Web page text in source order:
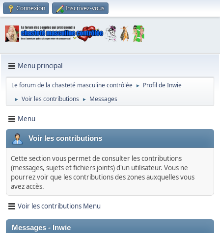
Connexion Inscrivez-vous
Menu principal
Le forum de la chasteté masculine contrôlée ► Profil de Inwie
► Voir les contributions ► Messages
Menu
Voir les contributions
Cette section vous permet de consulter les contributions
(messages, sujets et fichiers joints) d'un utilisateur. Vous ne
pourrez voir que les contributions des zones auxquelles vous
avez accès.
Voir les contributions Menu
Messages - Inwie